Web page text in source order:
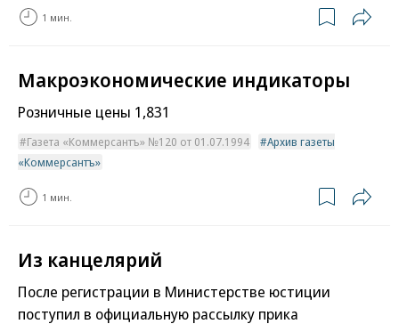
1 мин.
Макроэкономические индикаторы
Розничные цены 1,831
Газета «Коммерсантъ» №120 от 01.07.1994
Архив газеты
«Коммерсантъ»
1 мин.
Из канцелярий
После регистрации в Министерстве юстиции
поступил в официальную рассылку прика